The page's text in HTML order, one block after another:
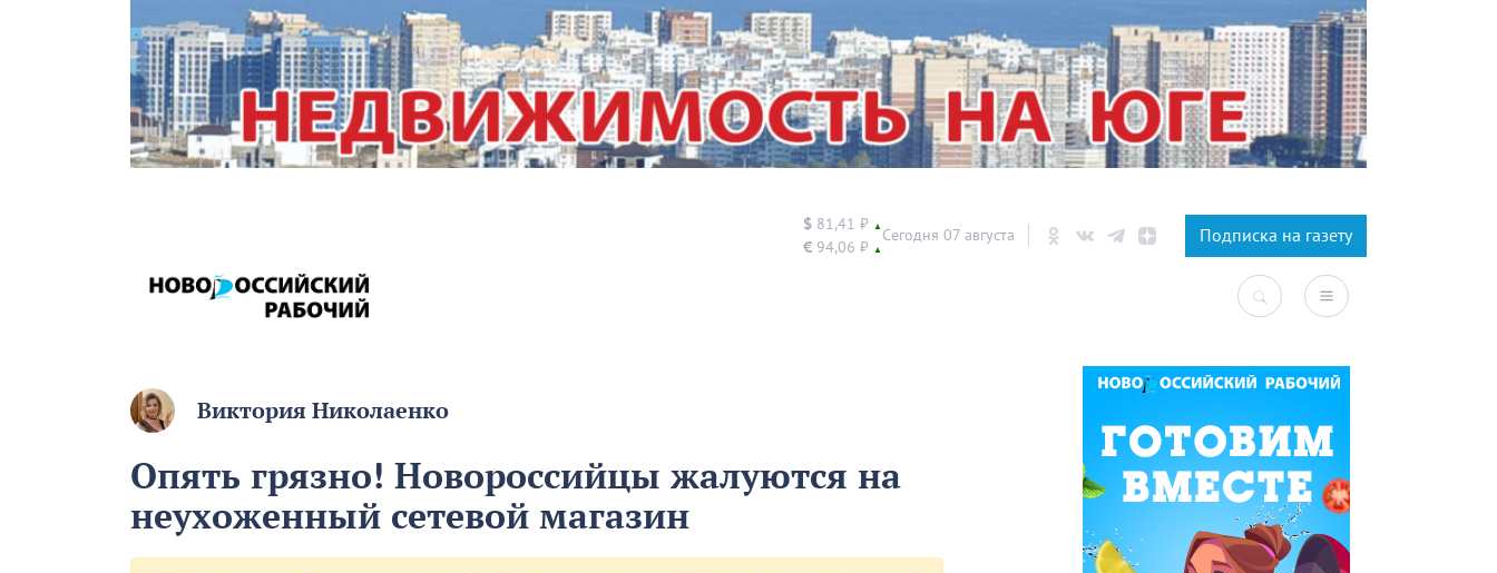
$ 81,41 ₽ ▲
€ 94,06 ₽ ▲
Сегодня 07 августа Подписка на газету
Виктория Николаенко
Опять грязно! Новороссийцы жалуются на
неухоженный сетевой магазин